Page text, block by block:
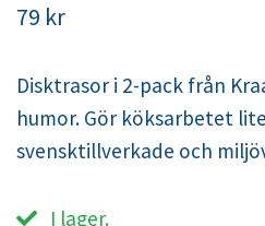
79 kr
Disktrasor i 2-pack från
humor. Gör köksarbetet
svensktillverkade och
I lager.